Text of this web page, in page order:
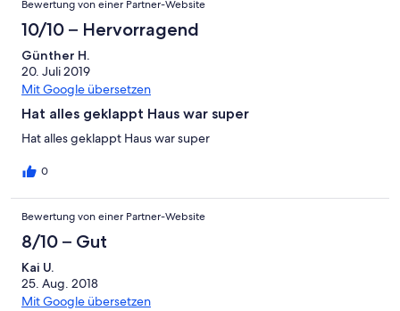
Bewertung von einer Partner-Website
10/10 – Hervorragend
Günther H.
20. Juli 2019
Mit Google übersetzen
Hat alles geklappt Haus war super
Hat alles geklappt Haus war super
0
Bewertung von einer Partner-Website
8/10 – Gut
Kai U.
25. Aug. 2018
Mit Google übersetzen